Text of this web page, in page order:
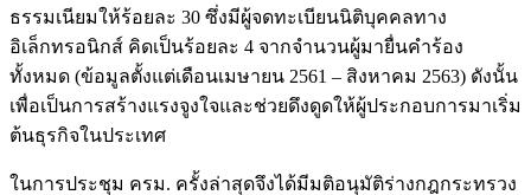
ธรรมเนียมให้ร้อยละ 30 ซึ่งมีผู้จดทะเบียนนิติบุคคลทาง
อิเล็กทรอนิกส์ คิดเป็นร้อยละ 4 จากจำนวนผู้มายื่นคำร้อง
ทั้งหมด (ข้อมูลตั้งแต่เดือนเมษายน 2561 – สิงหาคม 2563) ดังนั้น
เพื่อเป็นการสร้างแรงจูงใจและช่วยดึงดูดให้ผู้ประกอบการมาเริ่ม
ต้นธุรกิจในประเทศ
ในการประชุม ครม. ครั้งล่าสุดจึงได้มีมติอนุมัติร่างกฎกระทรวง